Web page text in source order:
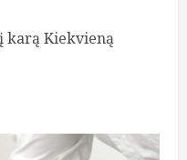
karą Kiekvieną